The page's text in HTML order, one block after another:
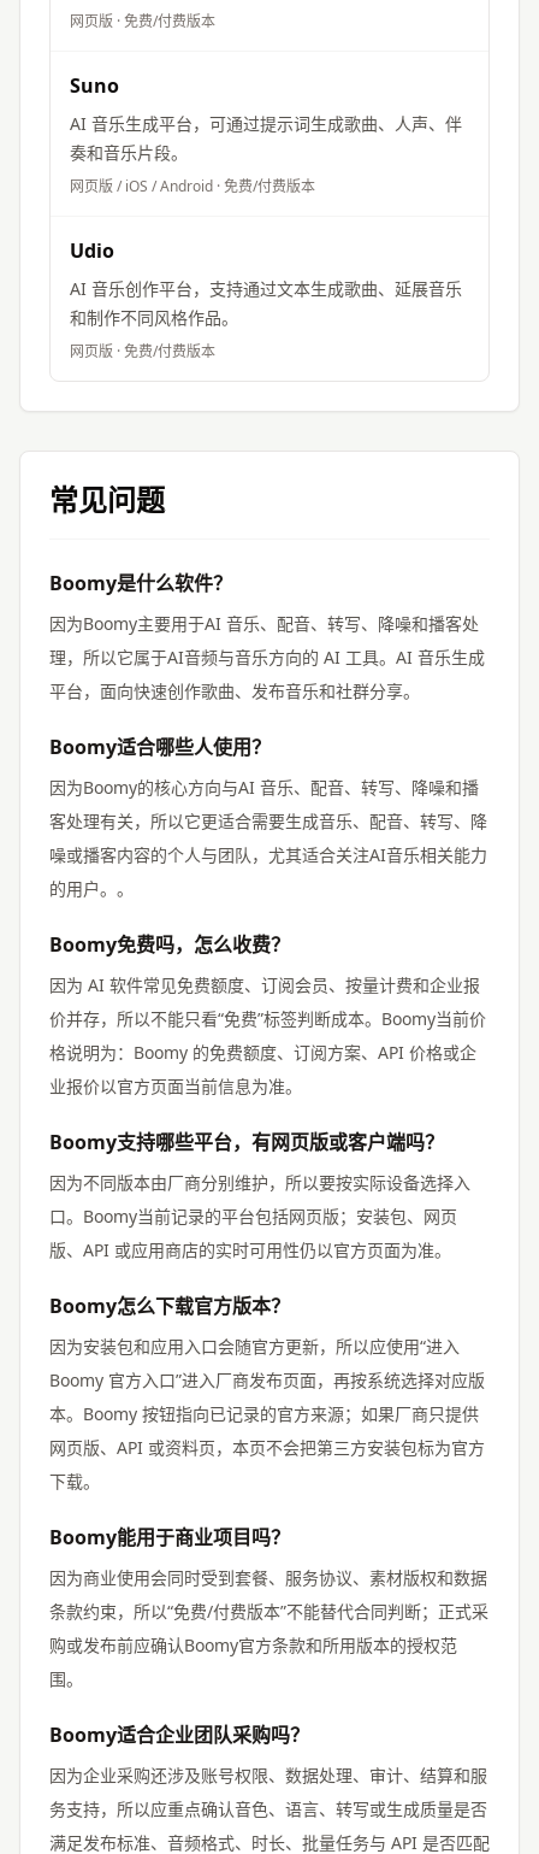
网页版 ·免费/付费版本
Suno
AI 音乐生成平台，可通过提示词生成歌曲、人声、伴
奏和音乐片段。
网页版 / iOS / Android ·免费/付费版本
Udio
AI 音乐创作平台，支持通过文本生成歌曲、延展音乐
和制作不同风格作品。
网页版 ·免费/付费版本
常见问题
Boomy是什么软件？
因为Boomy主要用于AI 音乐、配音、转写、降噪和播客处
理，所以它属于AI音频与音乐方向的 AI 工具。AI 音乐生成
平台，面向快速创作歌曲、发布音乐和社群分享。
Boomy适合哪些人使用？
因为Boomy的核心方向与AI 音乐、配音、转写、降噪和播
客处理有关，所以它更适合需要生成音乐、配音、转写、降
噪或播客内容的个人与团队，尤其适合关注AI音乐相关能力
的用户。。
Boomy免费吗，怎么收费？
因为 AI 软件常见免费额度、订阅会员、按量计费和企业报
价并存，所以不能只看“免费”标签判断成本。Boomy当前价
格说明为：Boomy 的免费额度、订阅方案、API 价格或企
业报价以官方页面当前信息为准。
Boomy支持哪些平台，有网页版或客户端吗？
因为不同版本由厂商分别维护，所以要按实际设备选择入
口。Boomy当前记录的平台包括网页版；安装包、网页
版、API 或应用商店的实时可用性仍以官方页面为准。
Boomy怎么下载官方版本？
因为安装包和应用入口会随官方更新，所以应使用“进入
Boomy 官方入口”进入厂商发布页面，再按系统选择对应版
本。Boomy 按钮指向已记录的官方来源；如果厂商只提供
网页版、API 或资料页，本页不会把第三方安装包标为官方
下载。
Boomy能用于商业项目吗？
因为商业使用会同时受到套餐、服务协议、素材版权和数据
条款约束，所以“免费/付费版本”不能替代合同判断；正式采
购或发布前应确认Boomy官方条款和所用版本的授权范
围。
Boomy适合企业团队采购吗？
因为企业采购还涉及账号权限、数据处理、审计、结算和服
务支持，所以应重点确认音色、语言、转写或生成质量是否
满足发布标准、音频格式、时长、批量任务与 API 是否匹配